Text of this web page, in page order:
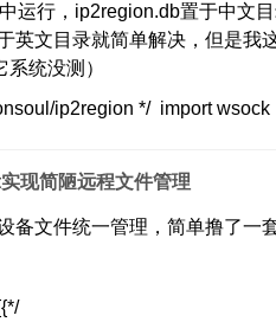
运行，ip2region.db置于中文
英文目录就简单解决，但是我
系统没测）
ip2region */ import wsock
现简陋远程文件管理
备文件统一管理，简单撸了一